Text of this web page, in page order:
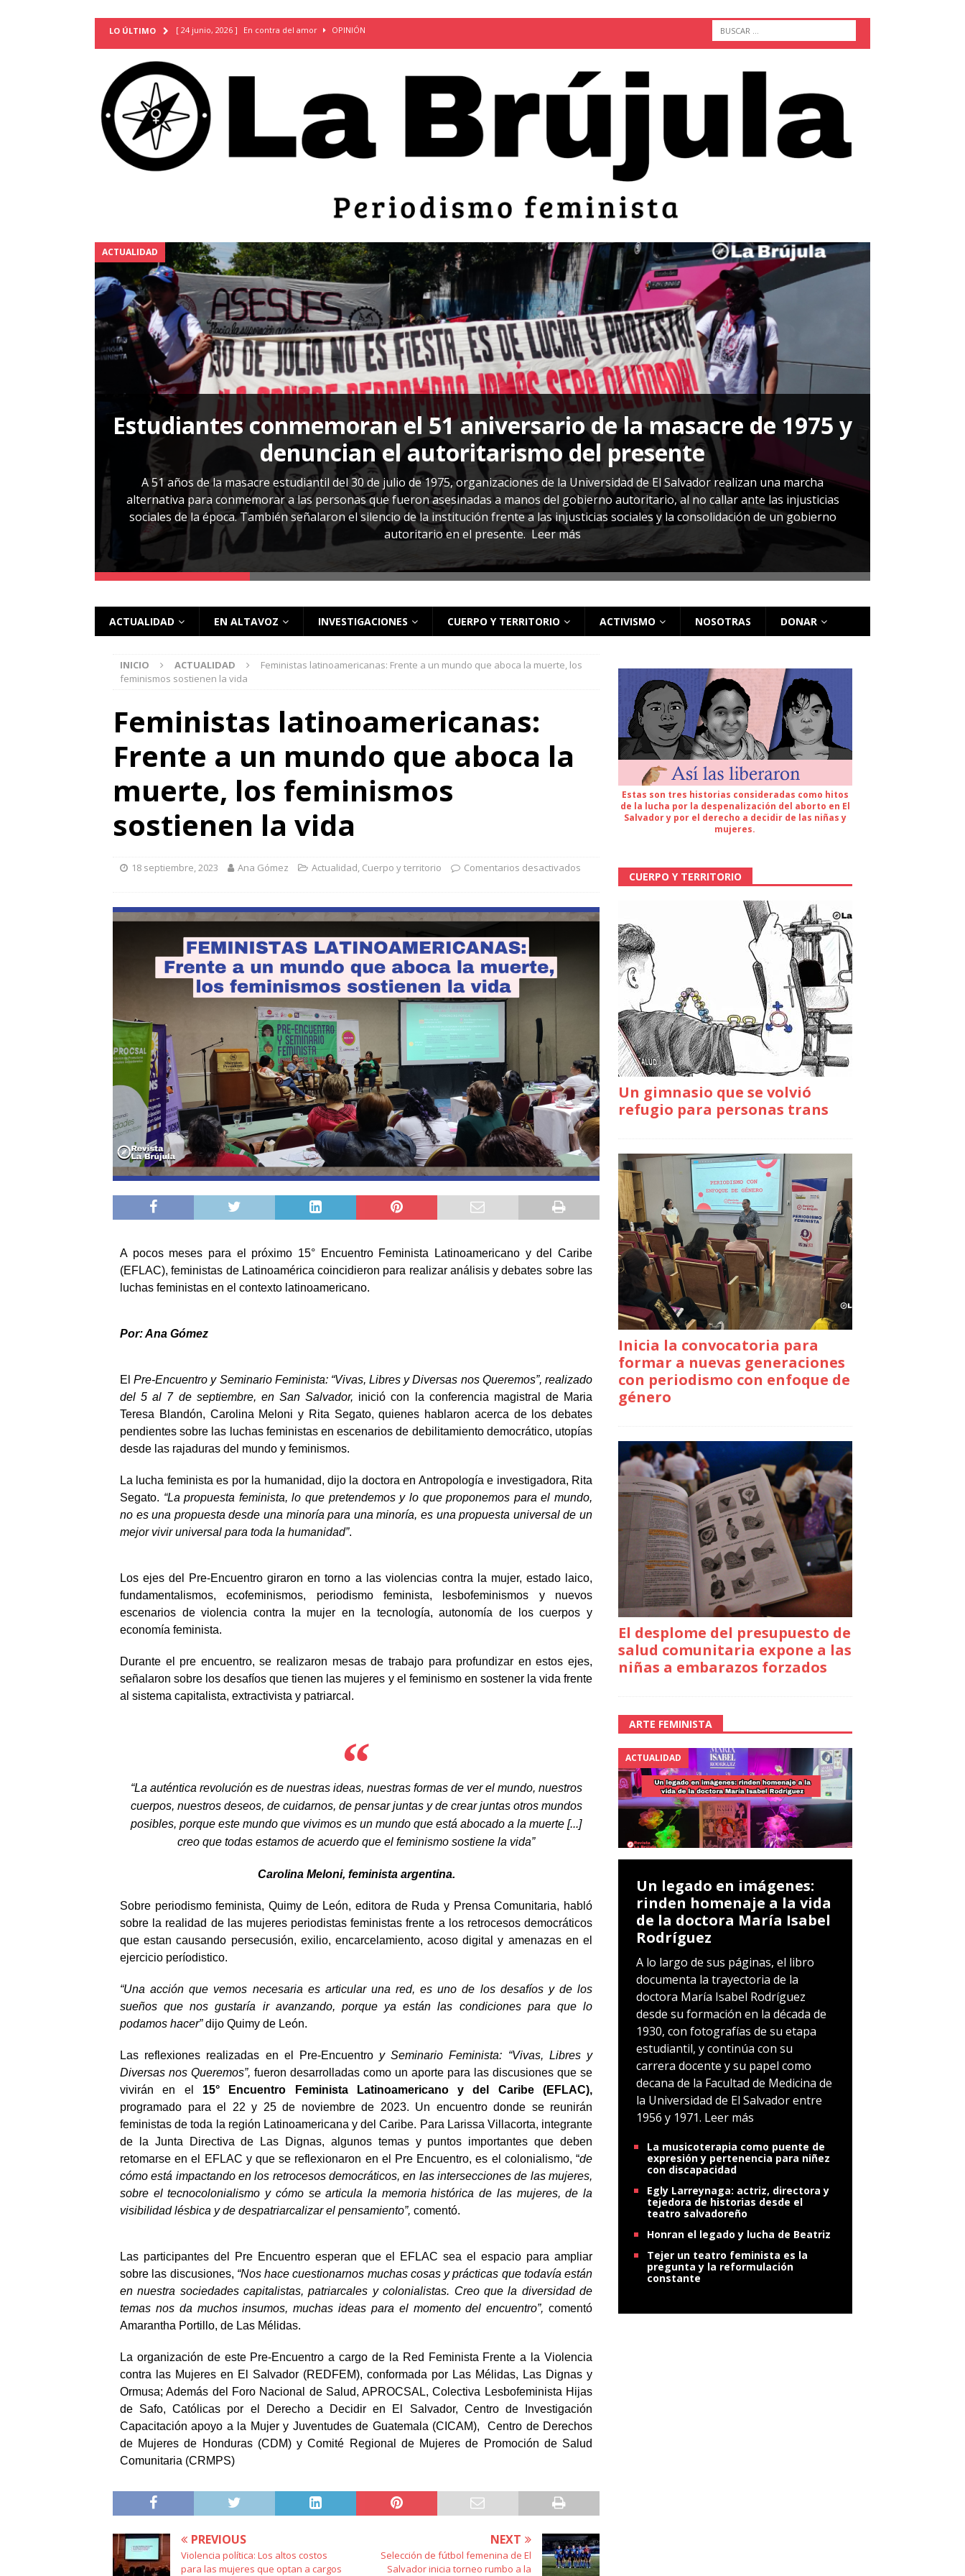
LO ÚLTIMO [ 24 junio, 2026 ] En contra del amor OPINIÓN
TERRITORIO
[ 21 febrero, 2026 ] Cuando la prevención de embarazos en niñas y adolescentes desaparece del territorio
INVESTIGACIONES
[ 31 julio, 2026 ] Estudiantes conmemoran el 51 aniversario de la masacre de 1975 y denuncian el
Piden mantener la libertad provisional de Sandra Leticia Hernández: víctima del régimen de
[ 28 julio, 2026 ] ARENA y FMLN apuestan por mujeres en sus fórmulas presidenciales para 2027
ACTUALIDAD
[ 24 julio, 2026 ] A María Hildaura le falló el Estado OPINIÓN
[ 28 julio, 2026 ] Más allá de los casos: cómo entender el VIH en El Salvador ACTUALIDAD
ACTUALIDAD
Estudiantes conmemoran el 51 aniversario de la masacre de 1975 y
denuncian el autoritarismo del presente
A 51 años de la masacre estudiantil del 30 de julio de 1975, organizaciones de la Universidad de El Salvador realizan una marcha
alternativa para conmemorar a las personas que fueron asesinadas a manos del gobierno autoritario, al no callar ante las injusticias
sociales de la época. También señalaron el silencio de la institución frente a las injusticias sociales y la consolidación de un gobierno
autoritario en el presente.Leer más
ACTUALIDAD EN ALTAVOZ INVESTIGACIONES CUERPO Y TERRITORIO ACTIVISMO NOSOTRAS DONAR
INICIO ACTUALIDAD
Feministas latinoamericanas: Frente a un mundo que aboca la muerte, los
feminismos sostienen la vida
Feministas latinoamericanas:
Frente a un mundo que aboca la
muerte, los feminismos
sostienen la vida
18 septiembre, 2023 Ana Gómez Actualidad, Cuerpo y territorio Comentarios desactivados
A pocos meses para el próximo 15° Encuentro Feminista Latinoamericano y del Caribe
(EFLAC), feministas de Latinoamérica coincidieron para realizar análisis y debates sobre las
luchas feministas en el contexto latinoamericano.
Por: Ana Gómez
ElPre-Encuentro y Seminario Feminista: “Vivas, Libres y Diversas nos Queremos”, realizado
del 5 al 7 de septiembre, en San Salvador, inició con la conferencia magistral de Maria
Teresa Blandón, Carolina Meloni y Rita Segato, quienes hablaron acerca de los debates
pendientes sobre las luchas feministas en escenarios de debilitamiento democrático, utopías
desde las rajaduras del mundo y feminismos.
La lucha feminista es por la humanidad, dijo la doctora en Antropología e investigadora, Rita
Segato. “La propuesta feminista, lo que pretendemos y lo que proponemos para el mundo,
no es una propuesta desde una minoría para una minoría, es una propuesta universal de un
mejor vivir universal para toda la humanidad”.
Los ejes del Pre-Encuentro giraron en torno a las violencias contra la mujer, estado laico,
fundamentalismos, ecofeminismos, periodismo feminista, lesbofeminismos y nuevos
escenarios de violencia contra la mujer en la tecnología, autonomía de los cuerpos y
economía feminista.
Durante el pre encuentro, se realizaron mesas de trabajo para profundizar en estos ejes,
señalaron sobre los desafíos que tienen las mujeres y el feminismo en sostener la vida frente
al sistema capitalista, extractivista y patriarcal.
“La auténtica revolución es de nuestras ideas, nuestras formas de ver el mundo, nuestros
cuerpos, nuestros deseos, de cuidarnos, de pensar juntas y de crear juntas otros mundos
posibles, porque este mundo que vivimos es un mundo que está abocado a la muerte [...]
creo que todas estamos de acuerdo que el feminismo sostiene la vida”
Carolina Meloni, feminista argentina.
Sobre periodismo feminista, Quimy de León, editora de Ruda y Prensa Comunitaria, habló
sobre la realidad de las mujeres periodistas feministas frente a los retrocesos democráticos
que estan causando persecusión, exilio, encarcelamiento, acoso digital y amenazas en el
ejercicio períodistico.
“Una acción que vemos necesaria es articular una red, es uno de los desafíos y de los
sueños que nos gustaría ir avanzando, porque ya están las condiciones para que lo
podamos hacer”dijo Quimy de León.
Las reflexiones realizadas en el Pre-Encuentro y Seminario Feminista: “Vivas, Libres y
Diversas nos Queremos”, fueron desarrolladas como un aporte para las discusiones que se
vivirán en el 15° Encuentro Feminista Latinoamericano y del Caribe (EFLAC),
programado para el 22 y 25 de noviembre de 2023. Un encuentro donde se reunirán
feministas de toda la región Latinoamericana y del Caribe. Para Larissa Villacorta, integrante
de la Junta Directiva de Las Dignas, algunos temas y puntos importantes que deben
retomarse en el EFLAC y que se reflexionaron en el Pre Encuentro, es el colonialismo, “de
cómo está impactando en los retrocesos democráticos, en las intersecciones de las mujeres,
sobre el tecnocolonialismo y cómo se articula la memoria histórica de las mujeres, de la
visibilidad lésbica y de despatriarcalizar el pensamiento”, comentó.
Las participantes del Pre Encuentro esperan que el EFLAC sea el espacio para ampliar
sobre las discusiones, “Nos hace cuestionarnos muchas cosas y prácticas que todavía están
en nuestra sociedades capitalistas, patriarcales y colonialistas. Creo que la diversidad de
temas nos da muchos insumos, muchas ideas para el momento del encuentro”,comentó
Amarantha Portillo, de Las Mélidas.
La organización de este Pre-Encuentro a cargo de la Red Feminista Frente a la Violencia
contra las Mujeres en El Salvador (REDFEM), conformada por Las Mélidas, Las Dignas y
Ormusa; Además del Foro Nacional de Salud, APROCSAL, Colectiva Lesbofeminista Hijas
de Safo, Católicas por el Derecho a Decidir en El Salvador, Centro de Investigación
Capacitación apoyo a la Mujer y Juventudes de Guatemala (CICAM), Centro de Derechos
de Mujeres de Honduras (CDM) y Comité Regional de Mujeres de Promoción de Salud
Comunitaria (CRMPS)
PREVIOUS
Violencia política: Los altos costos
para las mujeres que optan a cargos
NEXT
Selección de fútbol femenina de El
Salvador inicia torneo rumbo a la
Estas son tres historias consideradas como hitos
de la lucha por la despenalización del aborto en El
Salvador y por el derecho a decidir de las niñas y
mujeres.
CUERPO Y TERRITORIO
Un gimnasio que se volvió
refugio para personas trans
Inicia la convocatoria para
formar a nuevas generaciones
con periodismo con enfoque de
género
El desplome del presupuesto de
salud comunitaria expone a las
niñas a embarazos forzados
ARTE FEMINISTA
ACTUALIDAD
Un legado en imágenes:
rinden homenaje a la vida
de la doctora María Isabel
Rodríguez
A lo largo de sus páginas, el libro
documenta la trayectoria de la
doctora María Isabel Rodríguez
desde su formación en la década de
1930, con fotografías de su etapa
estudiantil, y continúa con su
carrera docente y su papel como
decana de la Facultad de Medicina de
la Universidad de El Salvador entre
1956 y 1971. Leer más
La musicoterapia como puente de
expresión y pertenencia para niñez
con discapacidad
Egly Larreynaga: actriz, directora y
tejedora de historias desde el
teatro salvadoreño
Honran el legado y lucha de Beatriz
Tejer un teatro feminista es la
pregunta y la reformulación
constante